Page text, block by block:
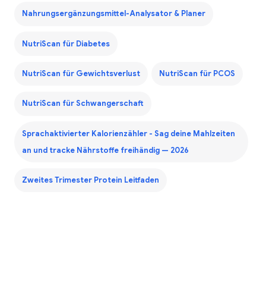
Nahrungsergänzungsmittel-Analysator & Planer
NutriScan für Diabetes
NutriScan für Gewichtsverlust NutriScan für PCOS
NutriScan für Schwangerschaft
Sprachaktivierter Kalorienzähler - Sag deine Mahlzeiten
an und tracke Nährstoffe freihändig — 2026
Zweites Trimester Protein Leitfaden